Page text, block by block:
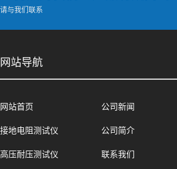
请与我们联系
网站导航
网站首页 公司新闻
接地电阻测试仪 公司简介
高压耐压测试仪 联系我们